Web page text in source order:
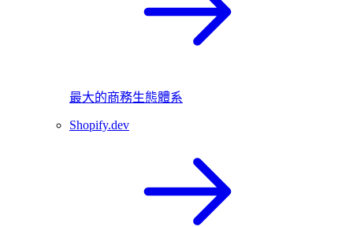
最大的商務生態體系
Shopify.dev